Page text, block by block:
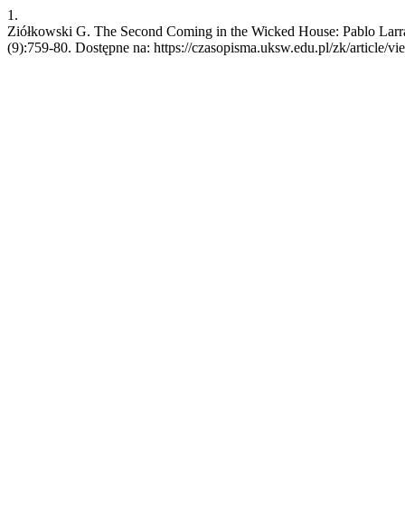
1.
Ziółkowski G. The Second Coming in the Wicked House: Pablo
(9):759-80. Dostępne na: https://czasopisma.uksw.edu.pl/zk/article/